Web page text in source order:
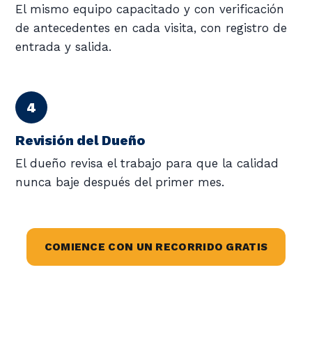
El mismo equipo capacitado y con verificación
de antecedentes en cada visita, con registro de
entrada y salida.
Revisión del Dueño
El dueño revisa el trabajo para que la calidad
nunca baje después del primer mes.
COMIENCE CON UN RECORRIDO GRATIS